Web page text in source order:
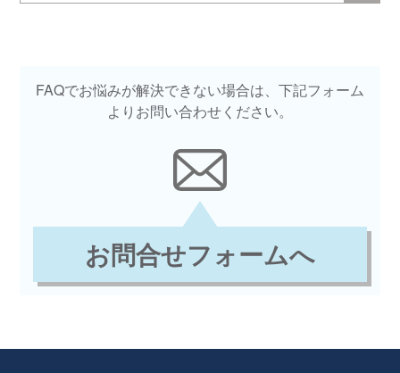
FAQでお悩みが解決できない場合は、下記フォーム
よりお問い合わせください。
お問合せフォームへ